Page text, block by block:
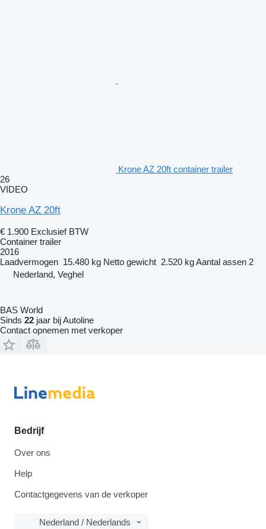
Krone AZ 20ft container trailer
26
VIDEO
Krone AZ 20ft
€ 1.900 Exclusief BTW
Container trailer
2016
Laadvermogen 15.480 kg Netto gewicht 2.520 kgAantal assen 2
Nederland, Veghel
BAS World
Sinds 22 jaar bij Autoline
Contact opnemen met verkoper
Bedrijf
Over ons
Help
Contactgegevens van de verkoper
Nederland / Nederlands